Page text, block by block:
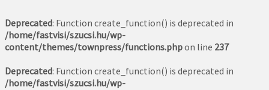
Deprecated: Function create_function() is deprecated in
/home/fastvisi/szucsi.hu/wp-
content/themes/townpress/functions.phpon line 237
Deprecated: Function create_function() is deprecated in
/home/fastvisi/szucsi.hu/wp-